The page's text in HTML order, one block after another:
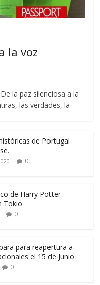
la voz
la paz silenciosa a la
las verdades, la
de Portugal
0
de Harry Potter
Tokio
0
para reapertura a
el 15 de Junio
0